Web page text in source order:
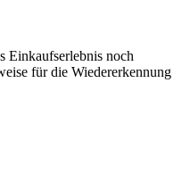
Einkaufserlebnis noch
für die Wiedererkennung